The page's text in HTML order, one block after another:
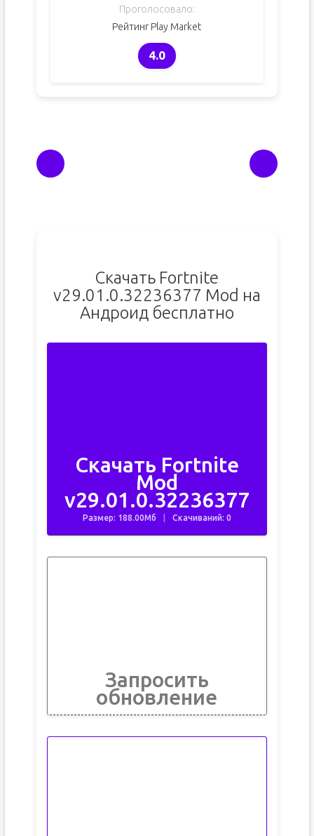
Проголосовало:
Рейтинг Play Market
4.0
Скачать Fortnite
v29.01.0.32236377 Mod на
Андроид бесплатно
Скачать Fortnite
Mod
v29.01.0.32236377
Размер: 188.00Мб Скачиваний: 0
Запросить
обновление